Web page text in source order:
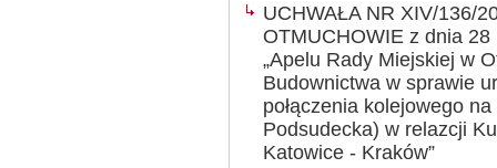
UCHWAŁA NR XIV/136/
OTMUCHOWIE z dnia
„Apelu Rady Miejskiej w
Budownictwa w sprawie
połączenia kolejowego
Podsudecka) w relazcji
Katowice - Kraków”